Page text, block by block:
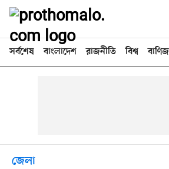
সর্বশেষ বাংলাদেশ রাজনীতি বিশ্ব
জেলা